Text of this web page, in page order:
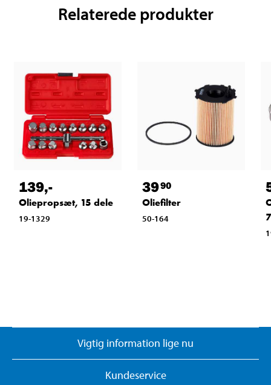
Relaterede produkter
139,-
Oliepropsæt, 15 dele
19-1329
3990
Oliefilter
50-164
Vigtig information lige nu
Kundeservice